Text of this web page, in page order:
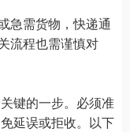
急需货物，快递通
流程也需谨慎对
键的一步。必须准
延误或拒收。以下